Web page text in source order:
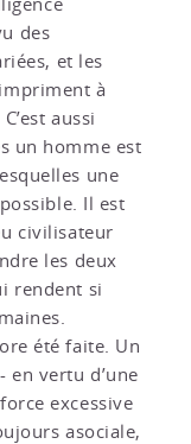
des
et les
à
aussi
un homme est
une
Il est
civilisateur
les deux
rendent si
été faite. Un
en vertu d’une
excessive
asociale,